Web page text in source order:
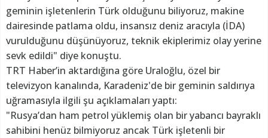
geminin işletenlerin Türk olduğunu biliyoruz, makine
dairesinde patlama oldu, insansız deniz aracıyla (İDA)
vurulduğunu düşünüyoruz, teknik ekiplerimiz olay yerine
sevk edildi" diye konuştu.
TRT Haber’in aktardığına göre Uraloğlu, özel bir
televizyon kanalında, Karadeniz'de bir geminin saldırıya
uğramasıyla ilgili şu açıklamaları yaptı:
"Rusya’dan ham petrol yüklemiş olan bir yabancı bayraklı
sahibini henüz bilmiyoruz ancak Türk işletenli bir